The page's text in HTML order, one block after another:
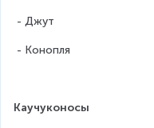
- Джут
- Конопля
Каучуконосы